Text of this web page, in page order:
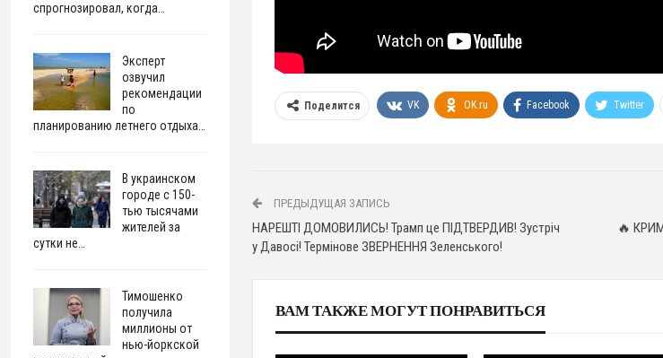
Поделится VK OK.ru Facebook Twitter
ПРЕДЫДУЩАЯ ЗАПИСЬ
НАРЕШТІ ДОМОВИЛИСЬ! Трамп це ПІДТВЕРДИВ! Зустріч
у Давосі! Термінове ЗВЕРНЕННЯ Зеленського!
🔥
ВАМ ТАКЖЕ МОГУТ ПОНРАВИТЬСЯ
спрогнозировал, когда…
Эксперт
озвучил
рекомендации
по
планированию летнего отдыха…
В украинском
городе с 150-
тью тысячами
жителей за
сутки не…
Тимошенко
получила
миллионы от
нью-йоркской